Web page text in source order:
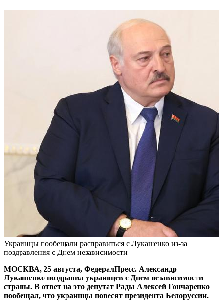
Украинцы пообещали расправиться с Лукашенко из-за
поздравления с Днем независимости
МОСКВА, 25 августа, ФедералПресс. Александр
Лукашенко поздравил украинцев с Днем независимости
страны. В ответ на это депутат Рады Алексей Гончаренко
пообещал, что украинцы повесят президента Белоруссии.